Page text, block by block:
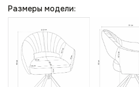
Размеры модели: